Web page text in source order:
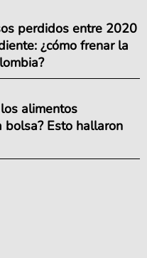
perdidos entre 2020
¿cómo frenar la
alimentos
bolsa? Esto hallaron